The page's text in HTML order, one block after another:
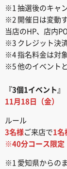
※1 抽選後のキャ
※2 開催日は変動
当店のHP、店内
※3 クレジット決
※4 指名料金は対
※5 他のイベント
『3個1イベント』
11月18日（金）
ルール
3名様ご来店で1名
※40分コース限定
※1 愛知県からの